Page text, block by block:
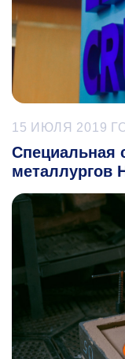
15 ИЮЛЯ 2019
Специальная
металлургов